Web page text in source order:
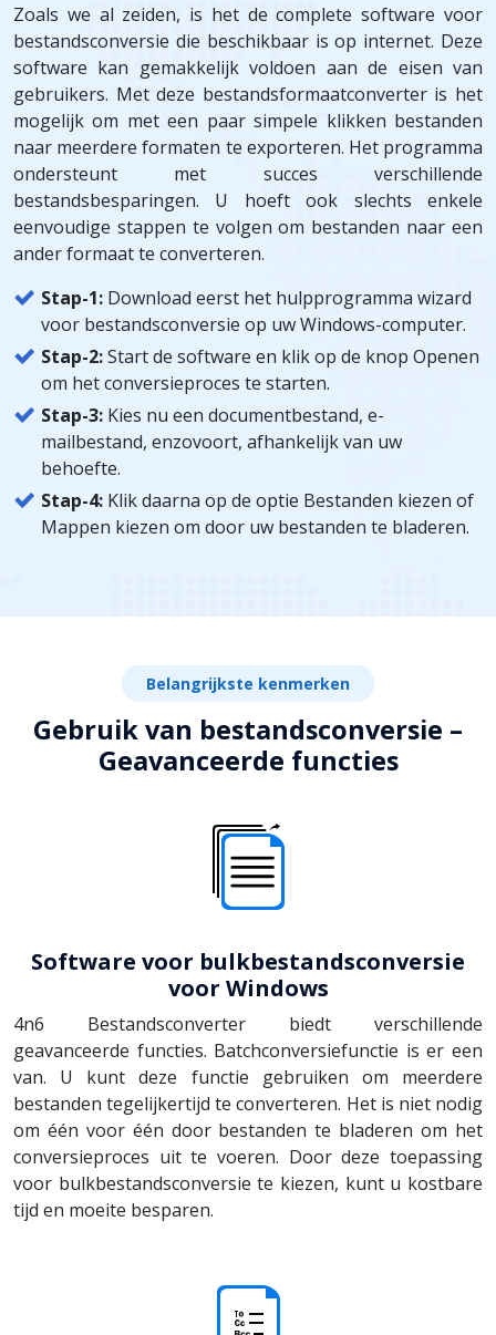
Zoals we al zeiden, is het de complete software voor
bestandsconversie die beschikbaar is op internet. Deze
software kan gemakkelijk voldoen aan de eisen van
gebruikers. Met deze bestandsformaatconverter is het
mogelijk om met een paar simpele klikken bestanden
naar meerdere formaten te exporteren. Het programma
ondersteunt met succes verschillende
bestandsbesparingen. U hoeft ook slechts enkele
eenvoudige stappen te volgen om bestanden naar een
ander formaat te converteren.
Stap-1: Download eerst het hulpprogramma wizard
voor bestandsconversie op uw Windows-computer.
Stap-2:Start de software en klik op de knop Openen
om het conversieproces te starten.
Stap-3: Kies nu een documentbestand, e-
mailbestand, enzovoort, afhankelijk van uw
behoefte.
Stap-4: Klik daarna op de optie Bestanden kiezen of
Mappen kiezen om door uw bestanden te bladeren.
Belangrijkste kenmerken
Gebruik van bestandsconversie –
Geavanceerde functies
Software voor bulkbestandsconversie
voor Windows
4n6 Bestandsconverter biedt verschillende
geavanceerde functies. Batchconversiefunctie is er een
van. U kunt deze functie gebruiken om meerdere
bestanden tegelijkertijd te converteren. Het is niet nodig
om één voor één door bestanden te bladeren om het
conversieproces uit te voeren. Door deze toepassing
voor bulkbestandsconversie te kiezen, kunt u kostbare
tijd en moeite besparen.